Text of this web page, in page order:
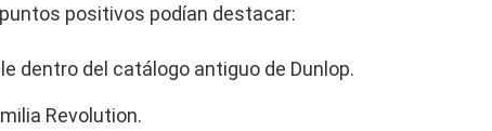
positivos podían destacar:
dentro del catálogo antiguo de Dunlop.
Revolution.